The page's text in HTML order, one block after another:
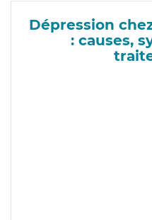
Dépression
: causes,